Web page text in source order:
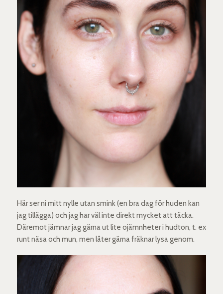
Här ser ni mitt nylle utan smink (en bra dag för huden kan
jag tillägga) och jag har väl inte direkt mycket att täcka.
Däremot jämnar jag gärna ut lite ojämnheter i hudton, t. ex
runt näsa och mun, men låter gärna fräknar lysa genom.